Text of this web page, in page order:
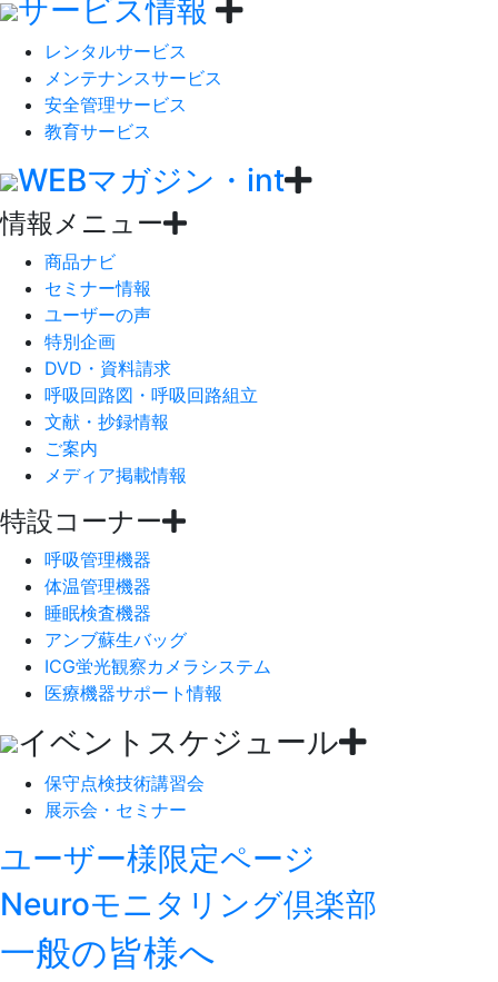
サービス情報
レンタルサービス
メンテナンスサービス
安全管理サービス
教育サービス
WEBマガジン・int
情報メニュー
商品ナビ
セミナー情報
ユーザーの声
特別企画
DVD・資料請求
呼吸回路図・呼吸回路組立
文献・抄録情報
ご案内
メディア掲載情報
特設コーナー
呼吸管理機器
体温管理機器
睡眠検査機器
アンブ蘇生バッグ
ICG蛍光観察カメラシステム
医療機器サポート情報
イベントスケジュール
保守点検技術講習会
展示会・セミナー
ユーザー様限定ページ
Neuroモニタリング倶楽部
一般の皆様へ